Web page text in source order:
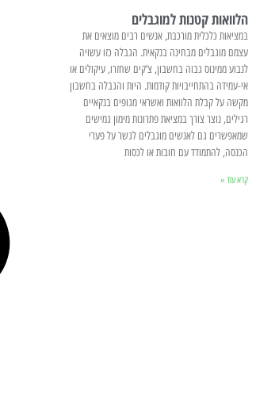
הלוואות קטנות למוגבלים
במציאות כלכלית מורכבת, אנשים רבים מוצאים את
עצמם מוגבלים מבחינה בנקאית. הגבלה כזו עשויה
לנבוע ממינוס גבוה בחשבון, צ’קים שחזרו, עיקולים או
אי-עמידה בהתחייבויות קודמות. היות והגבלה בחשבון
מקשה על קבלת הלוואות ואשראי מגופים בנקאיים
רגילים, נוצר צורך במציאת פתרונות מימון גמישים
שמאפשרים גם לאנשים מוגבלים לגשר על פערי
הכנסה, להתמודד עם חובות או לכסות
קרא עוד »